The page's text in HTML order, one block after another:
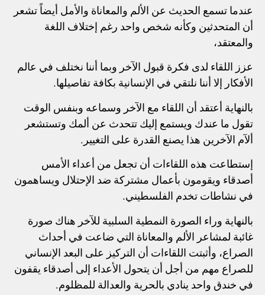
عندما تسمع الحديث عن الألم والمعاناة والأمل أيضاً تشعر
أن المتحدثين وكأنه شخص واحد رغم إختلاف اللغة
والمعتقد،
عزز اللقاء لدى فكرة قبول الآخر وبما أننا نختلف في عالم
الأفكار إلا أننا نلتقي في الإنسانية بكافة تفاصيلها.
بالنهاية أعتقد أن اللقاء مع الآخر وسماعه وبنفس الوقت
تقول ما عندك ويستمع إليك تتحدث عن ألمك وتستشعر
ألآم الآخرين هذا يصنع القدرة على التغيير.
إستطاعت هذه اللقاءات أن تجعل من أعداء الأمس
أصدقاء ويقومون بأعمال مشتركة ضد الإحتلال ويساهمون
في نشاطات تخدم الفلسطيني.
بالنهاية وراء الصورة النمطية السلبية للآخر هناك صورة
غائبة لمشاعر الألم والمعاناة التي ضاعت في أحداث
الصراع، وأثبتت اللقاءات أن التركيز على البعد الإنساني
للصراع مهم من أجل أن يتحول الأعداء إلى أصدقاء يقفون
في خندق واحد ينادي بالحرية والعدالة للمظلوم.